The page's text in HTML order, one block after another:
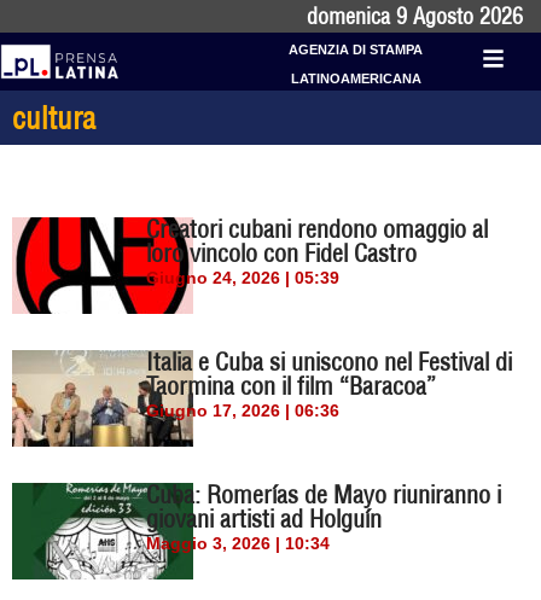
domenica 9 Agosto 2026
AGENZIA DI STAMPA
LATINOAMERICANA
cultura
Creatori cubani rendono omaggio al
loro vincolo con Fidel Castro
Giugno 24, 2026 | 05:39
Italia e Cuba si uniscono nel Festival di
Taormina con il film “Baracoa”
Giugno 17, 2026 | 06:36
Cuba: Romerías de Mayo riuniranno i
giovani artisti ad Holguín
Maggio 3, 2026 | 10:34